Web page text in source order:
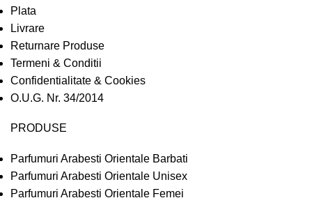
Plata
Livrare
Returnare Produse
Termeni & Conditii
Confidentialitate & Cookies
O.U.G. Nr. 34/2014
PRODUSE
Parfumuri Arabesti Orientale Barbati
Parfumuri Arabesti Orientale Unisex
Parfumuri Arabesti Orientale Femei